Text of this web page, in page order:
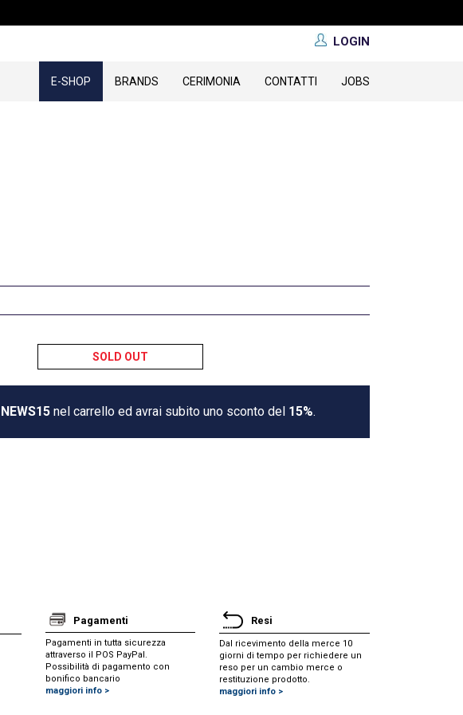
LOGIN
E-SHOP BRANDS CERIMONIA CONTATTI JOBS
SOLD OUT
NEWS15nel carrello ed avrai subito uno sconto del 15%.
Pagamenti
Pagamenti in tutta sicurezza
attraverso il POS PayPal.
Possibilità di pagamento con
bonifico bancario
maggiori info >
Resi
Dal ricevimento della merce 10
giorni di tempo per richiedere un
reso per un cambio merce o
restituzione prodotto.
maggiori info >